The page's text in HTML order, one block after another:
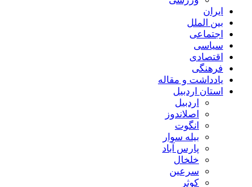
ایران
بین الملل
اجتماعی
سیاسی
اقتصادی
فرهنگی
یادداشت و مقاله
استان اردبیل
اردبیل
اصلاندوز
انگوت
بیله سوار
پارس آباد
خلخال
سرعین
کوثر